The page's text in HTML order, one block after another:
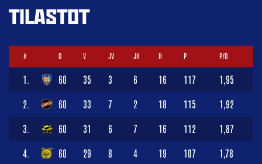
TILASTOT
# O V JV JH H P P/O
1. 60 35 3 6 16 117 1,95
2. 60 33 7 2 18 115 1,92
3. 60 31 6 7 16 112 1,87
4. 60 29 8 4 19 107 1,78